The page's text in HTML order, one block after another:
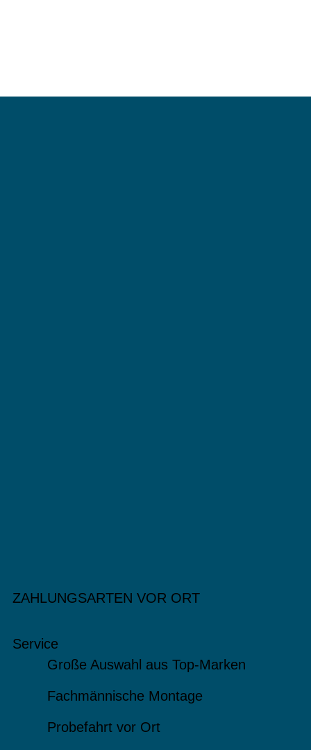
ZAHLUNGSARTEN VOR ORT
Service
Große Auswahl aus Top-Marken
Fachmännische Montage
Probefahrt vor Ort